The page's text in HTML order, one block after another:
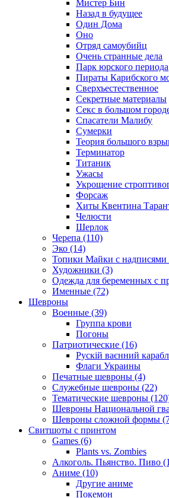
Мистер Бин
Назад в будущее
Один Дома
Оно
Отряд самоубийц
Очень странные дела
Парк юрского периода
Пираты Карибского
Сверхъестественное
Секретные материалы
Секс в большом
Спасатели Малибу
Сумерки
Теория большого
Терминатор
Титаник
Ужасы
Укрощение
Форсаж
Хиты Квентина
Челюсти
Шерлок
Черепа (110)
Эко (14)
Топики Майки с надписями
Художники (3)
Одежда для беременных с
Именные (72)
Шевроны
Военные (39)
Группа крови
Погоны
Патриотические (16)
Рускій ваєнний
Флаги Украины
Печатные шевроны (4)
Служебные шевроны (22)
Тематические шевроны
Шевроны Национальной
Шевроны сложной формы
Свитшоты с принтом
Games (6)
Plants vs. Zombies
Алкоголь. Пьянство. Пиво
Аниме (10)
Другие аниме
Покемон